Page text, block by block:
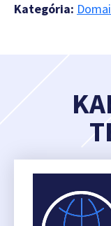
Kategória: